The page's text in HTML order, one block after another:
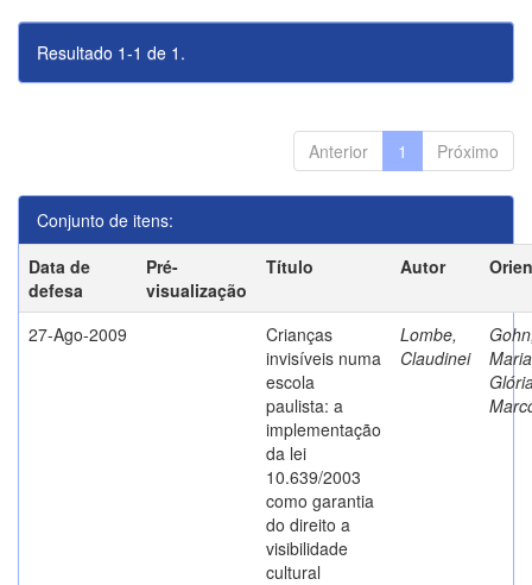
Resultado 1-1 de 1.
Anterior 1 Próximo
Conjunto de itens:
Data de
defesa
Pré-
visualização
Título Autor
27-Ago-2009
Crianças
invisíveis numa
escola
paulista: a
implementação
da lei
10.639/2003
como garantia
do direito a
visibilidade
cultural
Lombe,
Claudinei